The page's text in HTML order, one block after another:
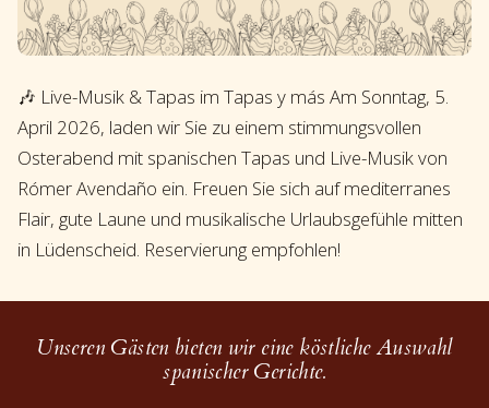
🎶 Live-Musik & Tapas im Tapas y más Am Sonntag, 5.
April 2026, laden wir Sie zu einem stimmungsvollen
Osterabend mit spanischen Tapas und Live-Musik von
Rómer Avendaño ein. Freuen Sie sich auf mediterranes
Flair, gute Laune und musikalische Urlaubsgefühle mitten
in Lüdenscheid. Reservierung empfohlen!
Unseren Gästen bieten wir eine köstliche Auswahl
spanischer Gerichte.